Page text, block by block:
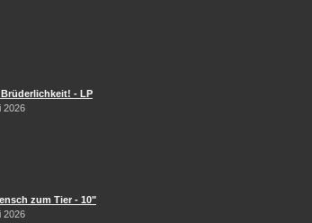
- LP
2026
zum Tier - 10"
2026